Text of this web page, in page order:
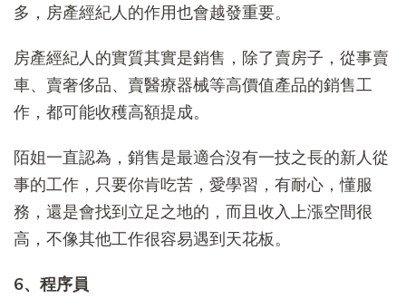
多，房產經紀人的作用也會越發重要。
房產經紀人的實質其實是銷售，除了賣房子，從事賣
車、賣奢侈品、賣醫療器械等高價值產品的銷售工
作，都可能收穫高額提成。
陌姐一直認為，銷售是最適合沒有一技之長的新人從
事的工作，只要你肯吃苦，愛學習，有耐心，懂服
務，還是會找到立足之地的，而且收入上漲空間很
高，不像其他工作很容易遇到天花板。
6、程序員